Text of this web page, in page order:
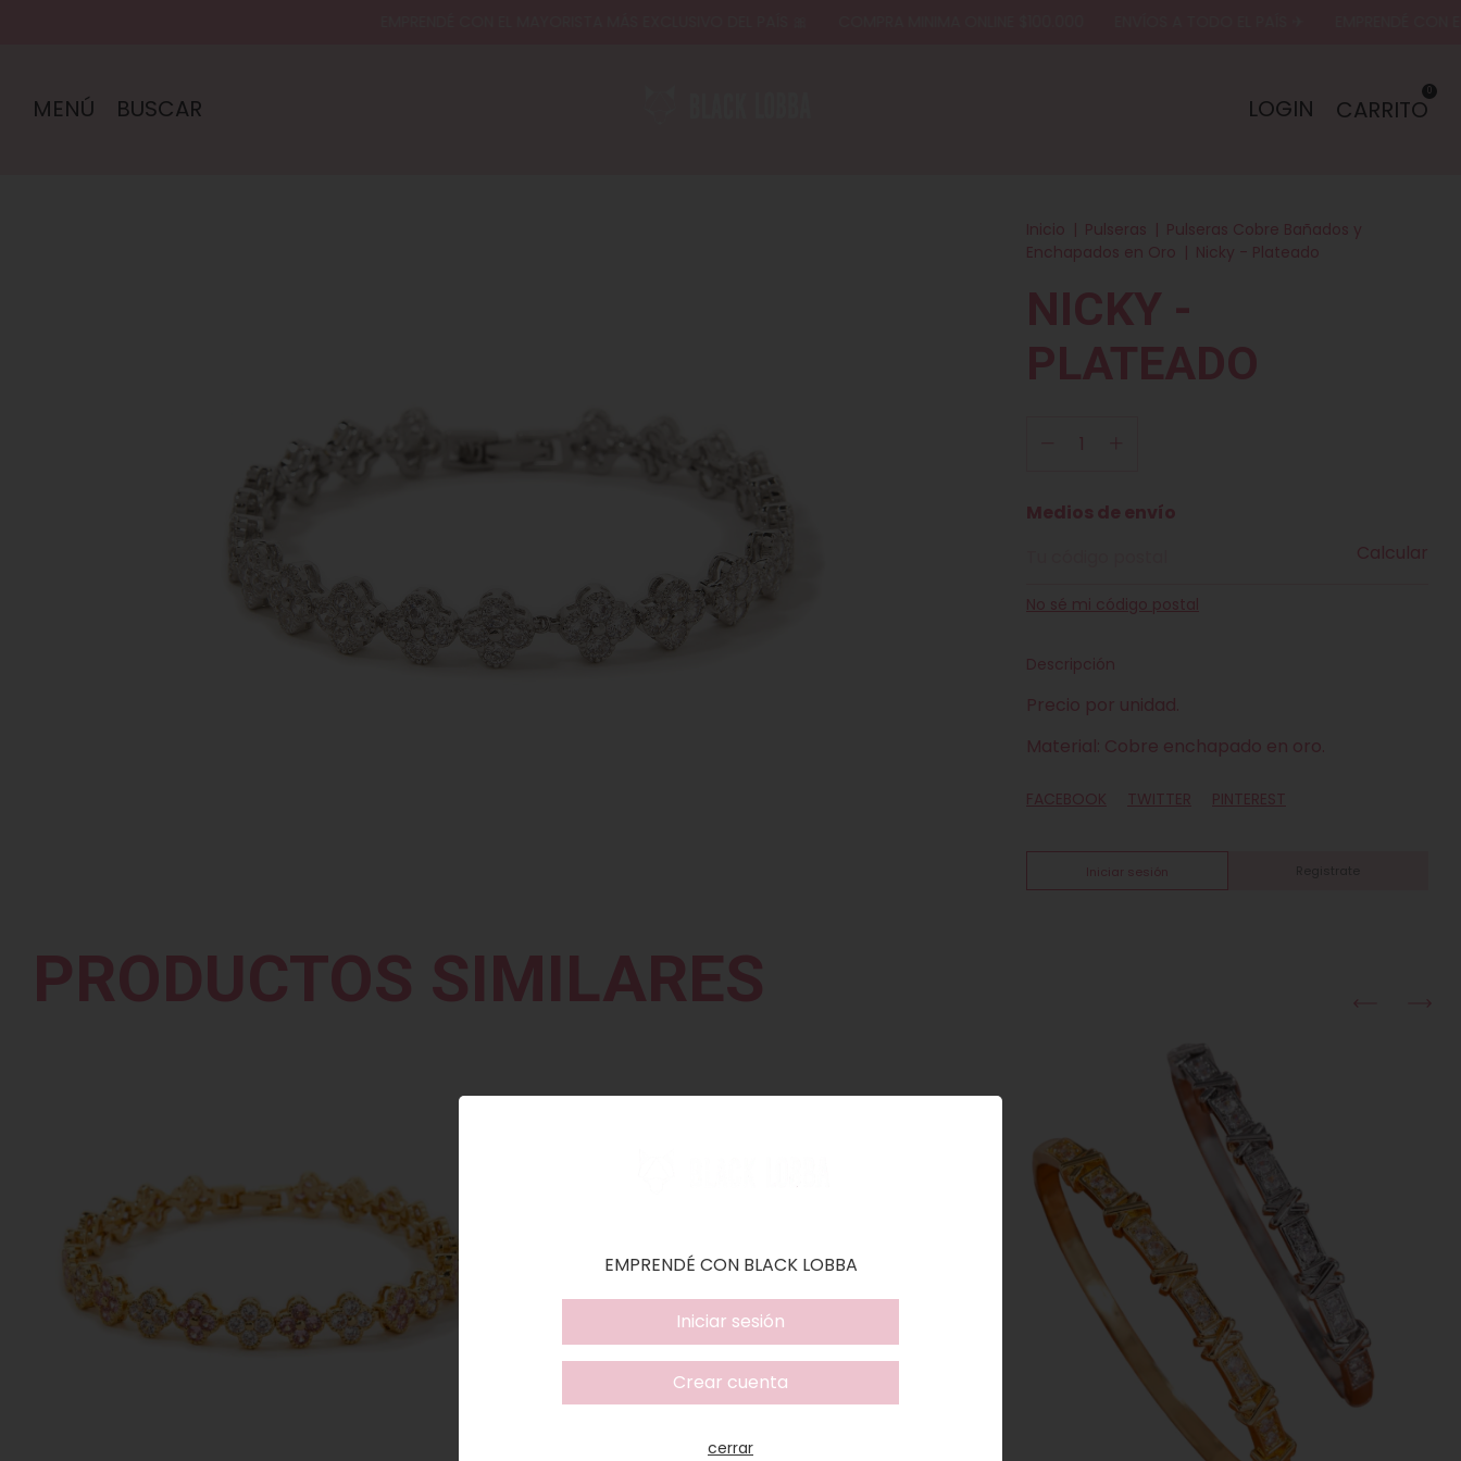
MENÚ BUSCAR LOGIN CARRITO
0
Inicio | Pulseras | Pulseras Cobre Bañados y
Enchapados en Oro | Nicky - Plateado
NICKY -
PLATEADO
Entregas para el CP:
Medios de envío
Calcular
No sé mi código postal
Descripción
Precio por unidad.
Material: Cobre enchapado en oro.
FACEBOOK TWITTER PINTEREST
Iniciar sesión
PRODUCTOS SIMILARES
EMPRENDÉ CON BLACK LOBBA
Iniciar sesión
Crear cuenta
cerrar